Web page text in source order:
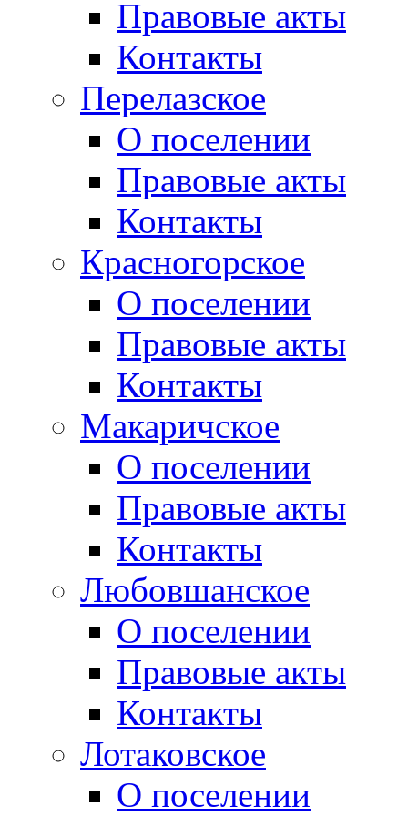
Правовые акты
Контакты
Перелазское
О поселении
Правовые акты
Контакты
Красногорское
О поселении
Правовые акты
Контакты
Макаричское
О поселении
Правовые акты
Контакты
Любовшанское
О поселении
Правовые акты
Контакты
Лотаковское
О поселении